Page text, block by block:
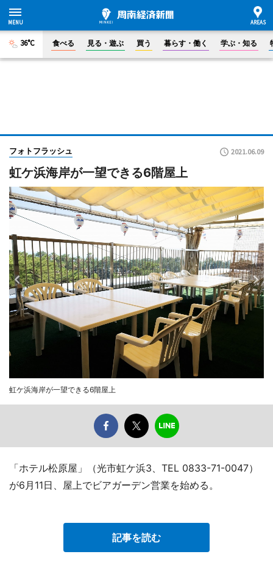
36°C 食べる 見る・遊ぶ 買う 暮らす・働く 学ぶ・知る
フォトフラッシュ 2021.06.09
虹ケ浜海岸が一望できる6階屋上
虹ケ浜海岸が一望できる6階屋上
「ホテル松原屋」（光市虹ケ浜3、TEL 0833-71-0047）
が6月11日、屋上でビアガーデン営業を始める。
記事を読む